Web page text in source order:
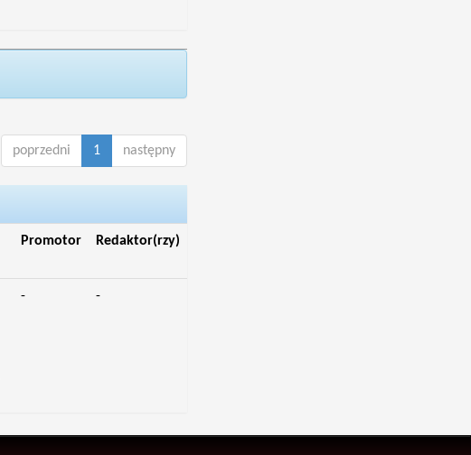
poprzedni 1 następny
Promotor Redaktor(rzy)
- -